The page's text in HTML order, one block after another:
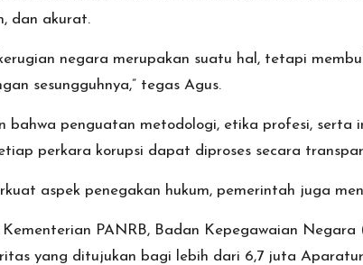
dan akurat.
negara merupakan suatu hal, tetapi
sesungguhnya,” tegas Agus.
bahwa penguatan metodologi, etika profesi,
perkara korupsi dapat diproses secara
aspek penegakan hukum, pemerintah juga
Kementerian PANRB, Badan Kepegawaian
yang ditujukan bagi lebih dari 6,7 juta